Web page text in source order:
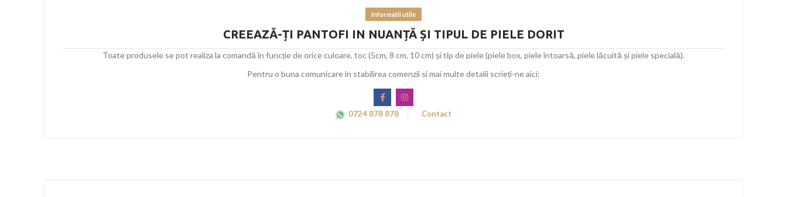
Informatii utile
CREEAZĂ-ȚI PANTOFI IN NUANȚĂ ȘI TIPUL DE PIELE DORIT
Toate produsele se pot realiza la comandă în funcție de orice culoare, toc (5cm, 8 cm, 10 cm) și tip de piele (piele box, piele întoarsă, piele lăcuită și piele specială).
Pentru o buna comunicare in stabilirea comenzii si mai multe detalii scrieți-ne aici:
0724 878 878 Contact